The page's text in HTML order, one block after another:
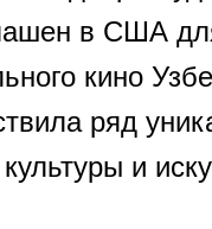
в США
кино
ряд
и